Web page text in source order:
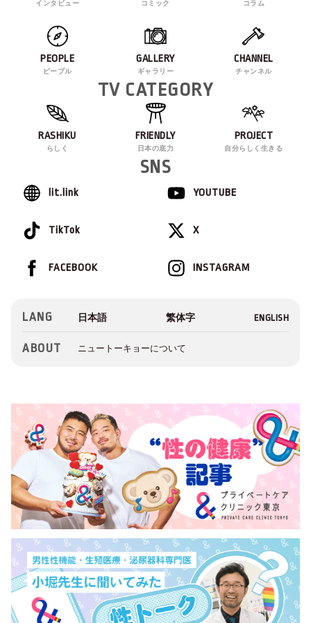
インタビュー コミック コラム
PEOPLE
ピープル
GALLERY
ギャラリー
CHANNEL
チャンネル
TV CATEGORY
RASHIKU
らしく
FRIENDLY
日本の底力
PROJECT
自分らしく生きる
SNS
lit.link YOUTUBE
TikTok X
INSTAGRAM
FACEBOOK
LANG
ABOUT ニュートーキョーについて